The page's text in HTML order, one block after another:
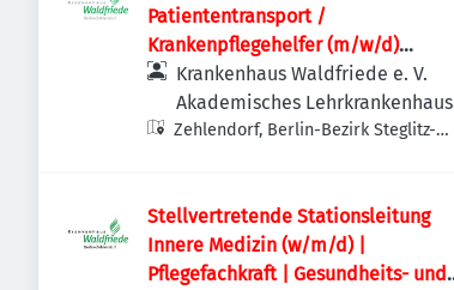
Patiententransport /
Krankenpflegehelfer (m/w/d)
Krankenhaus | Vollzeit / Teilzeit
möglich
Krankenhaus Waldfriede e. V.
Akademisches Lehrkrankenhaus
der Charité
Zehlendorf, Berlin-Bezirk Steglitz-
Stellvertretende Stationsleitung
Innere Medizin (w/m/d) |
Pflegefachkraft | Gesundheits- und